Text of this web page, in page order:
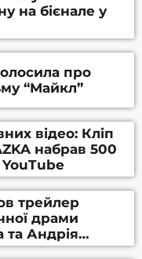
на бієнале у
про
“Майкл”
відео: Кліп
набрав 500
трейлер
драми
та Андрія